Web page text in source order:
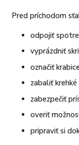
Pred príchodom
odpojiť
vyprázdniť
označiť
zabaliť
zabezpečiť
overiť
pripraviť si